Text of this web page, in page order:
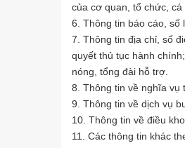
của cơ quan, tổ chức,
6. Thông tin báo cáo, số
7. Thông tin địa chỉ, số
quyết thủ tục hành
nóng, tổng đài hỗ trợ.
8. Thông tin về nghĩa vụ
9. Thông tin về dịch vụ
10. Thông tin về điều
11. Các thông tin khác